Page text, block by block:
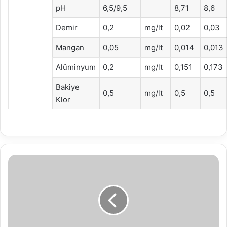
pH 6,5/9,5 8,71 8,6
Demir 0,2 mg/lt 0,02 0,03
Mangan 0,05 mg/lt 0,014 0,013
Alüminyum 0,2 mg/lt 0,151 0,173
Bakiye
Klor
0,5 mg/lt 0,5 0,5
Bolu